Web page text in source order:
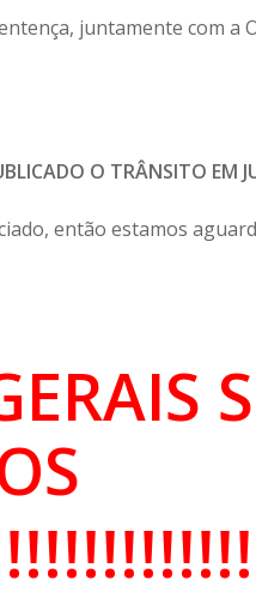
juntamente com a
O TRÂNSITO EM
então estamos